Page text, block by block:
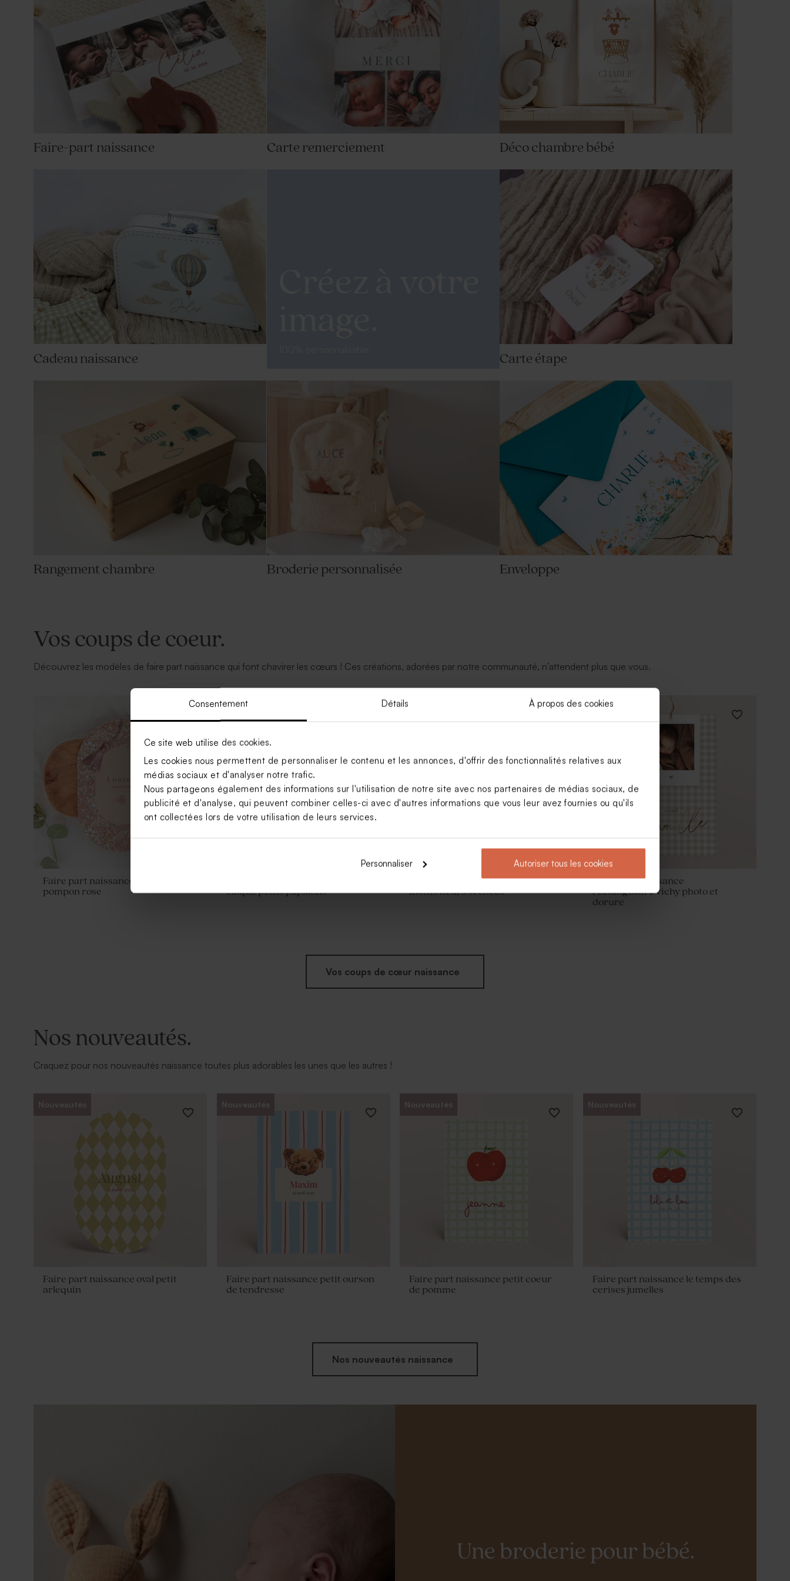
Consentement Détails À propos des cookies
Ce site web utilise des cookies.
Les cookies nous permettent de personnaliser le contenu et les annonces, d'offrir des fonctionnalités relatives aux
médias sociaux et d'analyser notre trafic.
Nous partageons également des informations sur l'utilisation de notre site avec nos partenaires de médias sociaux, de
publicité et d'analyse, qui peuvent combiner celles-ci avec d'autres informations que vous leur avez fournies ou qu'ils
ont collectées lors de votre utilisation de leurs services.
Personnaliser Autoriser tous les cookies
Faire-part naissance Carte remerciement Déco chambre bébé
Cadeau naissance Carte étape
Rangement chambre Broderie personnalisée Enveloppe
Vos coups de coeur.
Découvrez les modèles de faire part naissance qui font chavirer les cœurs ! Ces créations, adorées par notre communauté, n’attendent plus que vous.
Faire part naissance oval liberty et
pompon rose
calque petits papillons
Faire part naissance arche et
motifs fleurs séchées
Faire part naissance
rectangulaire vichy photo et
dorure
Vos coups de cœur naissance
Nos nouveautés.
Craquez pour nos nouveautés naissance toutes plus adorables les unes que les autres !
Nouveautés
Faire part naissance oval petit
arlequin
Nouveautés
Faire part naissance petit ourson
de tendresse
Nouveautés
Faire part naissance petit coeur
de pomme
Nouveautés
Faire part naissance le temps des
cerises jumelles
Nos nouveautés naissance
Une broderie pour bébé.